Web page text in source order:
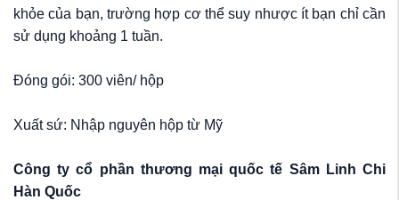
khỏe của bạn, trường hợp cơ thể suy nhược ít bạn chỉ cần
sử dụng khoảng 1 tuần.
Đóng gói: 300 viên/ hộp
Xuất sứ: Nhập nguyên hộp từ Mỹ
Công ty cổ phần thương mại quốc tế Sâm Linh Chi
Hàn Quốc